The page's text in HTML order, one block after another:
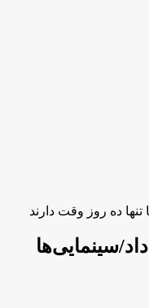
ده روز وقت دارند
سینمایی‌ها